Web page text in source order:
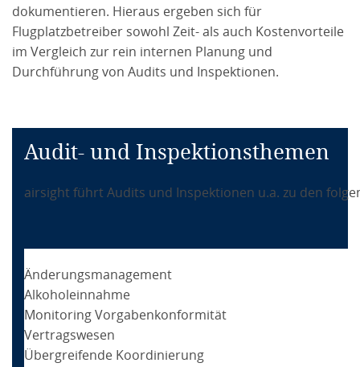
dokumentieren. Hieraus ergeben sich für
Flugplatzbetreiber sowohl Zeit- als auch Kostenvorteile
im Vergleich zur rein internen Planung und
Durchführung von Audits und Inspektionen.
Audit- und Inspektionsthemen
airsight führt Audits und Inspektionen u.a. zu den
Änderungsmanagement
Alkoholeinnahme
Monitoring Vorgabenkonformität
Vertragswesen
Übergreifende Koordinierung